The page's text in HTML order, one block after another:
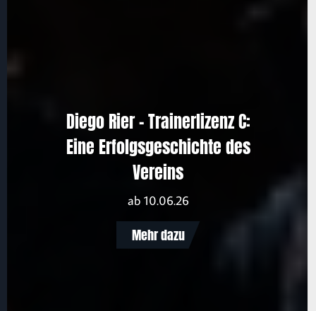
Diego Rier – Trainerlizenz C:
Eine Erfolgsgeschichte des
Vereins
ab 10.06.26
Mehr dazu